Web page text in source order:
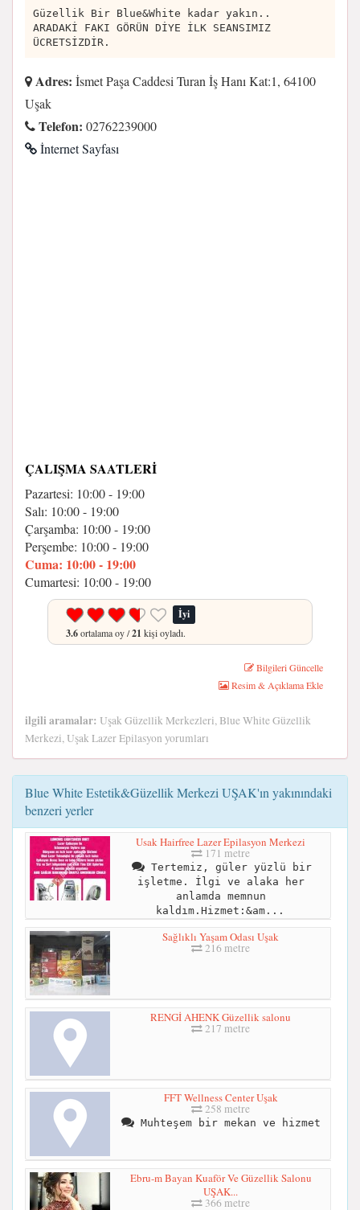
Güzellik Bir Blue&White kadar yakın..
ARADAKİ FAKI GÖRÜN DİYE İLK SEANSIMIZ
ÜCRETSİZDİR.
Adres: İsmet Paşa Caddesi Turan İş Hanı Kat:1, 64100
Uşak
Telefon: 02762239000
İnternet Sayfası
ÇALIŞMA SAATLERI
Pazartesi: 10:00 - 19:00
Salı: 10:00 - 19:00
Çarşamba: 10:00 - 19:00
Perşembe: 10:00 - 19:00
Cuma: 10:00 - 19:00
Cumartesi: 10:00 - 19:00
İyi
3.6ortalama oy /21 kişi oyladı.
Bilgileri Güncelle
Resim & Açıklama Ekle
ilgili aramalar: Uşak Güzellik Merkezleri, Blue White Güzellik
Merkezi, Uşak Lazer Epilasyon yorumları
Blue White Estetik&Güzellik Merkezi UŞAK'ın yakınındaki
benzeri yerler
Usak Hairfree Lazer Epilasyon Merkezi
171 metre
Tertemiz, güler yüzlü bir
işletme. İlgi ve alaka her
anlamda memnun
kaldım.Hizmet:&am...
Sağlıklı Yaşam Odası Uşak
216 metre
RENGİ AHENK Güzellik salonu
217 metre
FFT Wellness Center Uşak
258 metre
Muhteşem bir mekan ve hizmet
Ebru-m Bayan Kuaför Ve Güzellik Salonu
UŞAK...
366 metre